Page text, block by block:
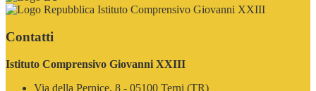
Istituto Comprensivo Giovanni XXIII
Contatti
Istituto Comprensivo Giovanni XXIII
Via della Pernice, 8 - 05100 Terni (TR)